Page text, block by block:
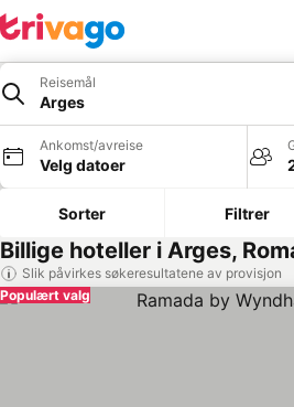
Reisemål
Arges
Ankomst/avreise
Velg datoer
Sorter Filtrer
Billige hoteller i Arges,
Slik påvirkes søkeresultatene av provisjon
Populært valg